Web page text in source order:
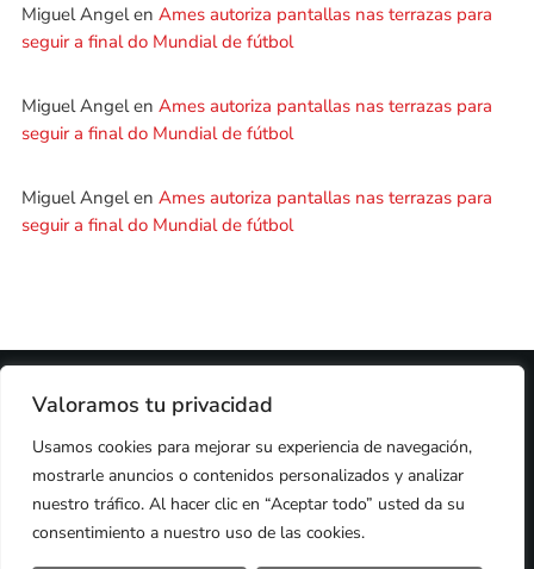
Valoramos tu privacidad
Usamos cookies para mejorar su experiencia de navegación,
mostrarle anuncios o contenidos personalizados y analizar
nuestro tráfico. Al hacer clic en “Aceptar todo” usted da su
consentimiento a nuestro uso de las cookies.
Miguel Angelen Ames autoriza pantallas nas terrazas para
seguir a final do Mundial de fútbol
Miguel Angelen Ames autoriza pantallas nas terrazas para
seguir a final do Mundial de fútbol
Miguel Angelen Ames autoriza pantallas nas terrazas para
seguir a final do Mundial de fútbol
2024 © PROPIEDAD DE DEZASETE MEDIA SL
COOKIES
AVISO LEGAL
PUBLICIDAD
CONTACTO